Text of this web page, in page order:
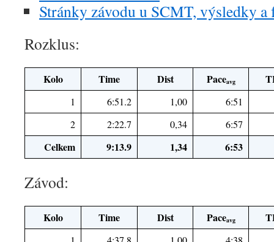
Stránky závodu u SCMT, výsledky
Rozklus:
Kolo Time Dist Paceavg
1 6:51.2 1,00
6:51
2
2:22.7 0,34 6:57
Celkem 9:13.9 1,34 6:53
Závod:
Kolo Time Dist Paceavg